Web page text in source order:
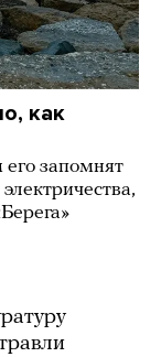
как
запомнят